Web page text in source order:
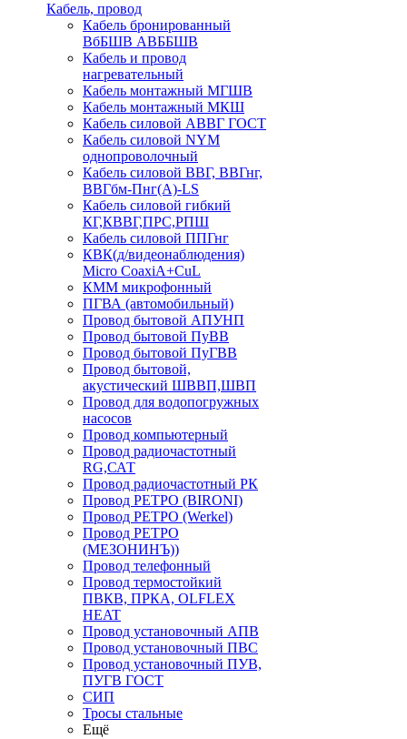
Кабель, провод
Кабель бронированный
ВбБШВ АВББШВ
Кабель и провод
нагревательный
Кабель монтажный МГШВ
Кабель монтажный МКШ
Кабель силовой АВВГ ГОСТ
Кабель силовой NYM
однопроволочный
Кабель силовой ВВГ, ВВГнг,
ВВГбм-Пнг(А)-LS
Кабель силовой гибкий
КГ,КВВГ,ПРС,РПШ
Кабель силовой ППГнг
КВК(д/видеонаблюдения)
Micro CoaxiA+CuL
КММ микрофонный
ПГВА (автомобильный)
Провод бытовой АПУНП
Провод бытовой ПуВВ
Провод бытовой ПуГВВ
Провод бытовой,
акустический ШВВП,ШВП
Провод для водопогружных
насосов
Провод компьютерный
Провод радиочастотный
RG,САТ
Провод радиочастотный РК
Провод РЕТРО (BIRONI)
Провод РЕТРО (Werkel)
Провод РЕТРО
(МЕЗОНИНЪ))
Провод телефонный
Провод термостойкий
ПВКВ, ПРКА, OLFLEX
HEAT
Провод установочный АПВ
Провод установочный ПВС
Провод установочный ПУВ,
ПУГВ ГОСТ
СИП
Тросы стальные
Ещё